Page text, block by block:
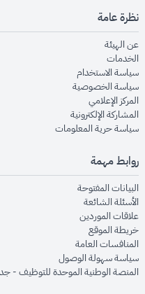
نظرة عامة
عن الهيئةopens in new window
الخدماتopens in new window
سياسة الاستخدام
سياسة الخصوصيةin new window
المركز الإعلاميopens in new window
المشاركة الإلكترونيةin new window
سياسة حرية المعلوماتnew window
روابط مهمة
البيانات المفتوحةin new window
الأسئلة الشائعةin new window
علاقات الموردينin new window
خريطة الموقعopens in new window
المنافسات العامةin new window
سياسة سهولة الوصولnew window
المنصة الوطنية الموحدة للتوظيف -